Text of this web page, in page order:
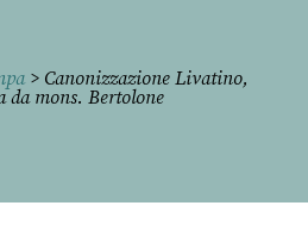
> Canonizzazione Livatino,
mons. Bertolone